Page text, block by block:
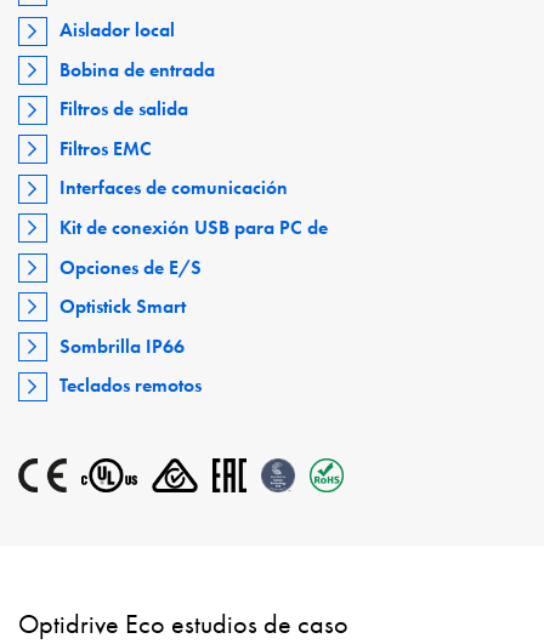
Aislador local
Bobina de entrada
Filtros de salida
Filtros EMC
Interfaces de comunicación
Kit de conexión USB para PC de
Opciones de E/S
Optistick Smart
Sombrilla IP66
Teclados remotos
Optidrive Eco estudios de caso